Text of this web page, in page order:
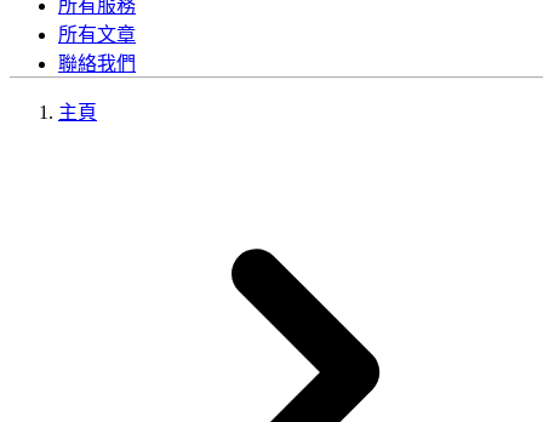
所有服務
所有文章
聯絡我們
主頁